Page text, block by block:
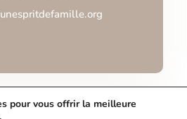
pour vous offrir la meilleure